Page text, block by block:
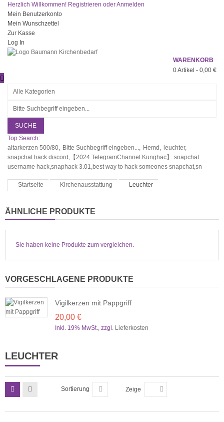
Herzlich Willkommen! Registrieren oderAnmelden
Mein Benutzerkonto
Mein Wunschzettel
Zur Kasse
Log In
WARENKORB
0Artikel - 0,00 €
SUCHE
Top Search:
altarkerzen 500/80, Bitte Suchbegriff eingeben..., Hemd, leuchter,
snapchat hack discord,【2024 TelegramChannel:Kunghac】 snapchat
username hack,snaphack 3.01,best way to hack someones snapchat,sn
Startseite Kirchenausstattung Leuchter
ÄHNLICHE PRODUKTE
Sie haben keine Produkte zum vergleichen.
VORGESCHLAGENE PRODUKTE
Vigilkerzen mit Pappgriff
20,00 €
Inkl. 19% MwSt., zzgl. Lieferkosten
LEUCHTER
Sortierung Zeige